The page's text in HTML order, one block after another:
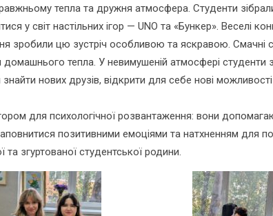
тепла та дружня атмосфера. Студенти
у світ настільних ігор — UNO та «Бункер». Веселі
зробили цю зустріч особливою та яскравою. Смачні
тепла. У невимушеній атмосфері студенти
нових друзів, відкрити для себе нові
для психологічної розвантаження: вони
позитивними емоціями та натхненням для
згуртованої студентської родини.